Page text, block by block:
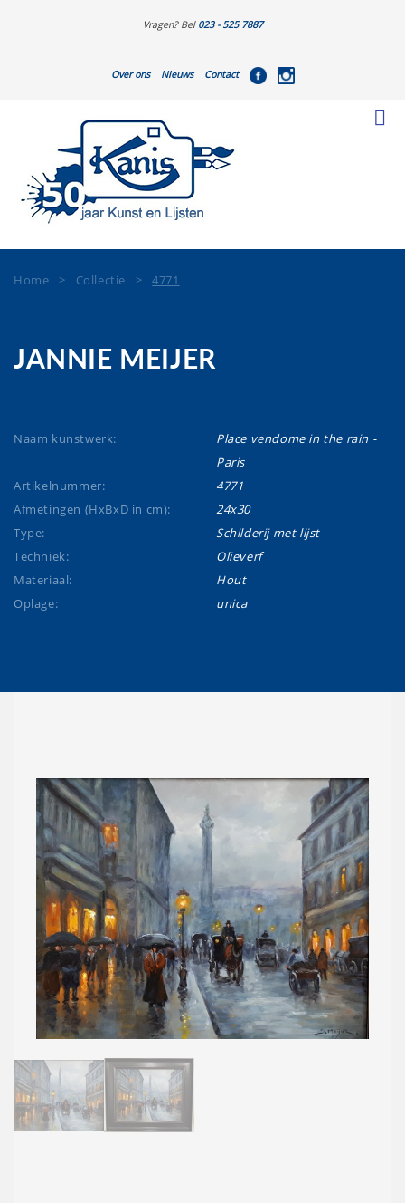
Vragen? Bel 023 - 525 7887
Over ons Nieuws Contact
Home > Collectie >4771
JANNIE MEIJER
Naam kunstwerk:
Place vendome in the rain -
Paris
Artikelnummer:
4771
Afmetingen (HxBxD in cm):
24x30
Type:
Schilderij met lijst
Techniek:
Olieverf
Materiaal:
Hout
Oplage:
unica